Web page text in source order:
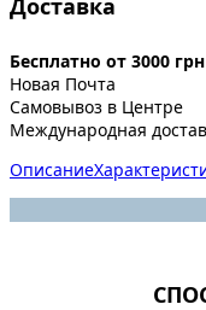
Доставка
Бесплатно от 3000 грн
Новая Почта
Самовывоз в Центре
Международная
Описание